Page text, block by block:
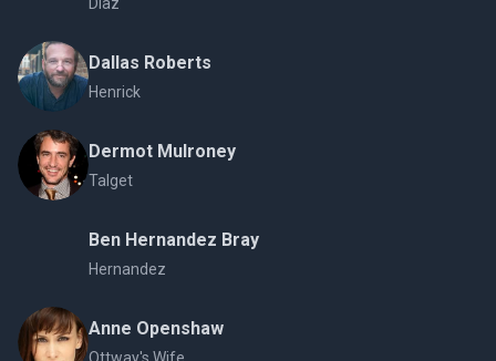
Diaz
Dallas Roberts
Henrick
Dermot Mulroney
Talget
Ben Hernandez Bray
Hernandez
Anne Openshaw